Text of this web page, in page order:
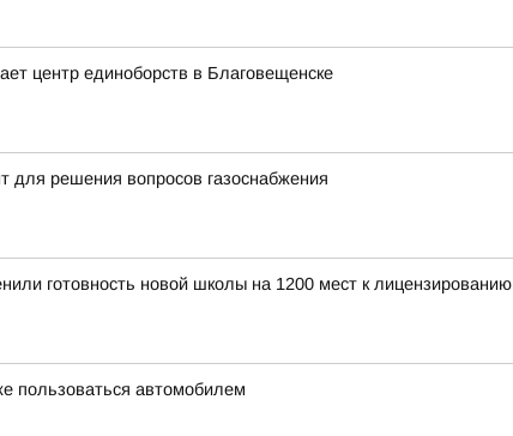
центр единоборств в Благовещенске
решения вопросов газоснабжения
готовность новой школы на 1200 мест к лицензированию
пользоваться автомобилем